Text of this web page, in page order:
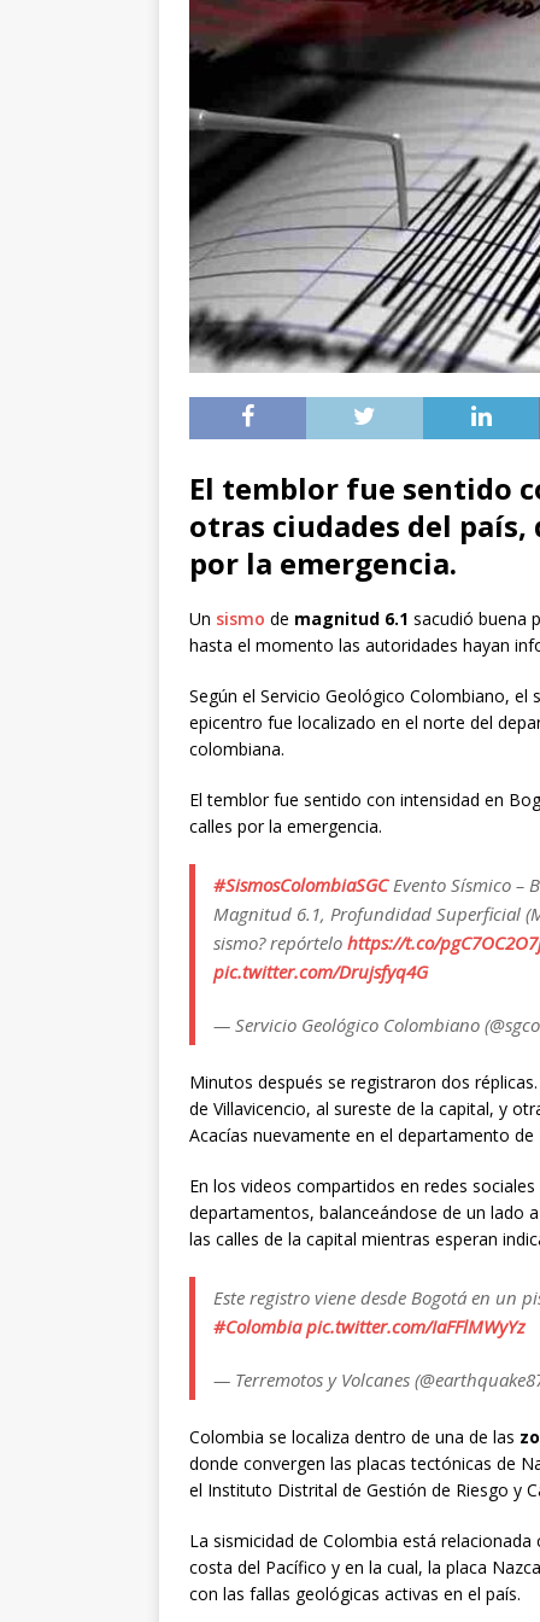
El temblor fue sentido
otras ciudades del
por la emergencia.
Un sismo de magnitud 6.1 sacudió buena
hasta el momento las autoridades hayan
Según el Servicio Geológico Colombiano, el
epicentro fue localizado en el norte del
colombiana.
El temblor fue sentido con intensidad en
calles por la emergencia.
#SismosColombiaSGCEvento Sísmico –
Magnitud 6.1, Profundidad Superficial
sismo? repórtelo https://t.co/
pic.twitter.com/Drujsfyq4G
— Servicio Geológico Colombiano
Minutos después se registraron dos
de Villavicencio, al sureste de la capital, y
Acacías nuevamente en el departamento de
En los videos compartidos en redes
departamentos, balanceándose de un lado
las calles de la capital mientras esperan
Este registro viene desde Bogotá en un
#Colombia pic.twitter.com/IaFFlMWyYz
— Terremotos y Volcanes
Colombia se localiza dentro de una de las
donde convergen las placas tectónicas de
el Instituto Distrital de Gestión de Riesgo y
La sismicidad de Colombia está
costa del Pacífico y en la cual, la placa
con las fallas geológicas activas en el país.